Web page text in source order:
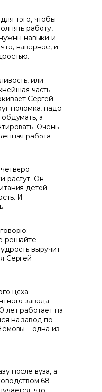
того, чтобы
работу,
навыки и
наверное, и
или
часть
Сергей
поломка, надо
обдумать, а
Очень
работа
растут. Он
детей
И
решайте
выручит
Сергей
цеха
завода
лет работает на
на завод по
– одна из
после вуза, а
68
что